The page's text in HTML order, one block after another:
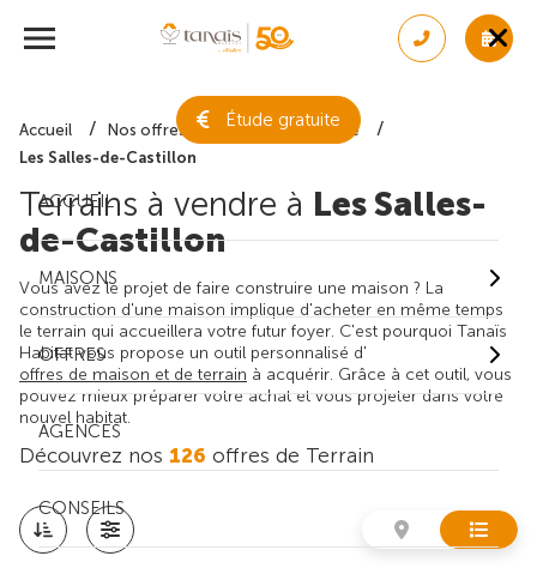
Étude gratuite
ACCUEIL
MAISONS
OFFRES
AGENCES
CONSEILS
Accueil Nos offres de terrain
Gironde
Les Salles-de-Castillon
Terrains à vendre à Les Salles-
de-Castillon
Vous avez le projet de faire construire une maison ? La
construction d'une maison implique d'acheter en même temps
le terrain qui accueillera votre futur foyer. C'est pourquoi Tanaïs
Habitat vous propose un outil personnalisé d'
offres de maison et de terrain à acquérir. Grâce à cet outil, vous
pouvez mieux préparer votre achat et vous projeter dans votre
nouvel habitat.
Découvrez nos 126 offres de Terrain